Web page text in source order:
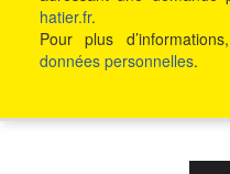
hatier.fr.
Pour plus
données personnelles.